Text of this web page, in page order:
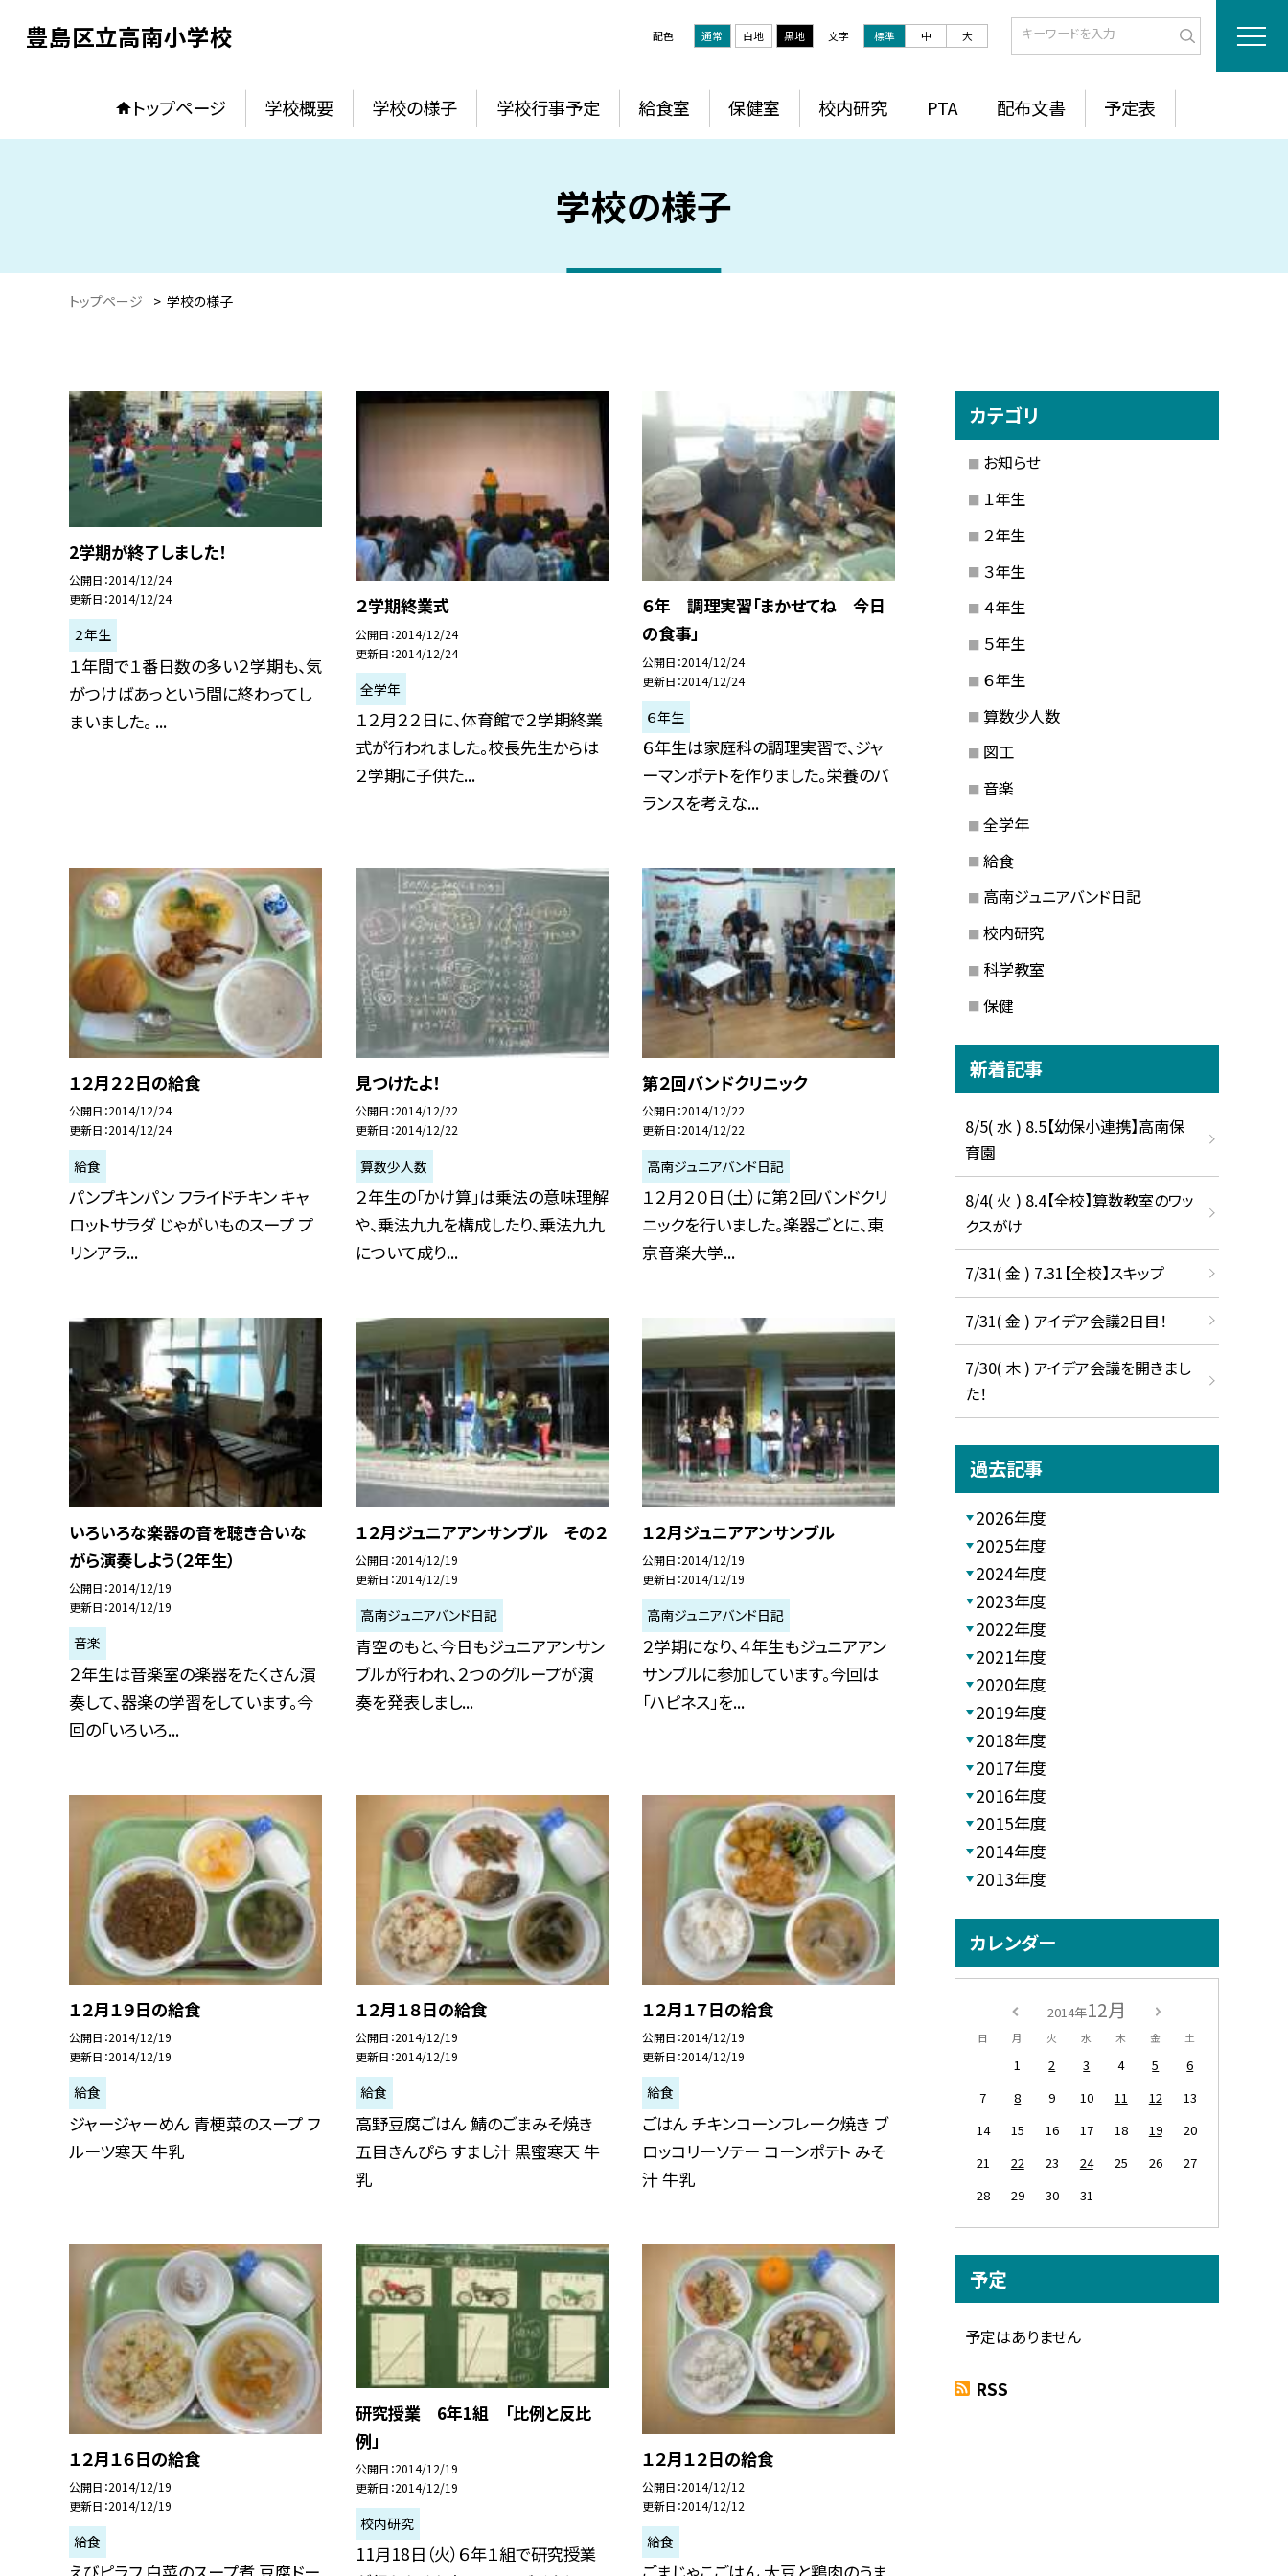
豊島区立高南小学校 配色 通常 白地 黒地 文字 標準 中 大
トップページ 学校概要 学校の様子 学校行事予定 給食室 保健室 校内研究 PTA 配布文書 予定表
学校の様子
トップページ > 学校の様子
2学期が終了しました！
公開日 2014/12/24
更新日 2014/12/24
２年生
１年間で１番日数の多い２学期も、気
がつけばあっという間に終わってし
まいました。 ...
２学期終業式
公開日 2014/12/24
更新日 2014/12/24
全学年
１２月２２日に、体育館で２学期終業
式が行われました。校長先生からは
２学期に子供た...
６年 調理実習「まかせてね 今日
の食事」
公開日 2014/12/24
更新日 2014/12/24
６年生
６年生は家庭科の調理実習で、ジャ
ーマンポテトを作りました。栄養のバ
ランスを考えな...
１２月２２日の給食
公開日 2014/12/24
更新日 2014/12/24
給食
パンプキンパン フライドチキン キャ
ロットサラダ じゃがいものスープ プ
リンアラ...
見つけたよ！
公開日 2014/12/22
更新日 2014/12/22
算数少人数
２年生の「かけ算」は乗法の意味理解
や、乗法九九を構成したり、乗法九九
について成り...
第２回バンドクリニック
公開日 2014/12/22
更新日 2014/12/22
高南ジュニアバンド日記
１２月２０日（土）に第２回バンドクリ
ニックを行いました。楽器ごとに、東
京音楽大学...
いろいろな楽器の音を聴き合いな
がら演奏しよう（２年生）
公開日 2014/12/19
更新日 2014/12/19
音楽
２年生は音楽室の楽器をたくさん演
奏して、器楽の学習をしています。今
回の「いろいろ...
１２月ジュニアアンサンブル その２
公開日 2014/12/19
更新日 2014/12/19
高南ジュニアバンド日記
青空のもと、今日もジュニアアンサン
ブルが行われ、２つのグループが演
奏を発表しまし...
１２月ジュニアアンサンブル
公開日 2014/12/19
更新日 2014/12/19
高南ジュニアバンド日記
２学期になり、４年生もジュニアアン
サンブルに参加しています。今回は
「ハピネス」を...
１２月１９日の給食
公開日 2014/12/19
更新日 2014/12/19
給食
ジャージャーめん 青梗菜のスープ フ
ルーツ寒天 牛乳
１２月１８日の給食
公開日 2014/12/19
更新日 2014/12/19
給食
高野豆腐ごはん 鯖のごまみそ焼き
五目きんぴら すまし汁 黒蜜寒天 牛
乳
１２月１７日の給食
公開日 2014/12/19
更新日 2014/12/19
給食
ごはん チキンコーンフレーク焼き ブ
ロッコリーソテー コーンポテト みそ
汁 牛乳
１２月１６日の給食
公開日 2014/12/19
更新日 2014/12/19
給食
研究授業 6年1組 「比例と反比
例」
公開日 2014/12/19
更新日 2014/12/19
校内研究
11月18日（火）６年１組で研究授業
１２月１２日の給食
公開日 2014/12/12
更新日 2014/12/12
給食
カテゴリ
お知らせ
１年生
２年生
３年生
４年生
５年生
６年生
算数少人数
図工
音楽
全学年
給食
高南ジュニアバンド日記
校内研究
科学教室
保健
新着記事
8/5( 水 ) 8.5【幼保小連携】高南保
育園
8/4( 火 ) 8.4【全校】算数教室のワッ
クスがけ
7/31( 金 ) 7.31【全校】スキップ
7/31( 金 ) アイデア会議2日目！
7/30( 木 ) アイデア会議を開きまし
た！
過去記事
2026年度
2025年度
2024年度
2023年度
2022年度
2021年度
2020年度
2019年度
2018年度
2017年度
2016年度
2015年度
2014年度
2013年度
カレンダー
2014年12月
日 月 火 水 木 金 土
1 2 3 4 5
6
7
8 9 10 11 12
13
14
15 16 17 18 19
20
21
22 23 24 25 26
27
28
29 30 31
予定
予定はありません
RSS